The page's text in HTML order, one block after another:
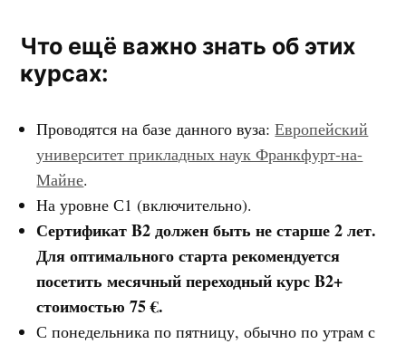
Что ещё важно знать об этих
курсах:
Проводятся на базе данного вуза:Европейский
университет прикладных наук Франкфурт-на-
Майне.
На уровне С1 (включительно).
Сертификат B2 должен быть не старше 2 лет.
Для оптимального старта рекомендуется
посетить месячный переходный курс B2+
стоимостью 75 €.
С понедельника по пятницу, обычно по утрам с